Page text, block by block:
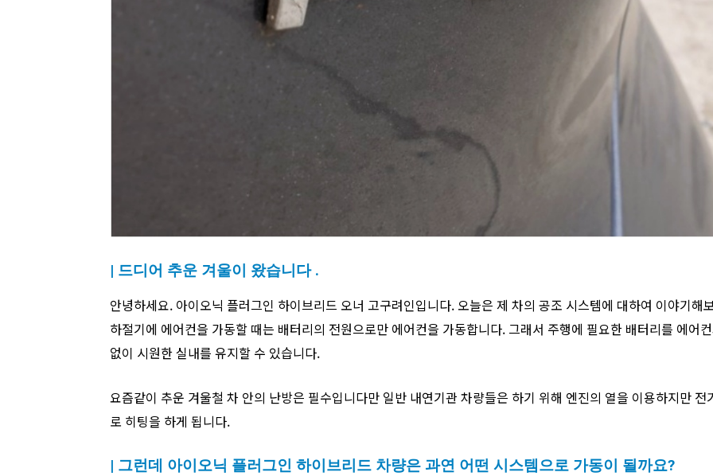
| 드디어 추운 겨울이 왔습니다 .
안녕하세요. 아이오닉 플러그인 하이브리드 오너 고구려인입니다. 오늘은 제 차의 공조 시스템에 대하여 이야기해
하절기에 에어컨을 가동할 때는 배터리의 전원으로만 에어컨을 가동합니다. 그래서 주행에 필요한 배터리를 에어
없이 시원한 실내를 유지할 수 있습니다.
요즘같이 추운 겨울철 차 안의 난방은 필수입니다만 일반 내연기관 차량들은 하기 위해 엔진의 열을 이용하지만
로 히팅을 하게 됩니다.
| 그런데 아이오닉 플러그인 하이브리드 차량은 과연 어떤 시스템으로 가동이 될까요?